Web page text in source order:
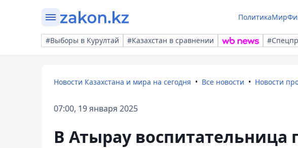
ПолитикаМир
#Выборы в Курултай #Казахстан в сравнении
Новости Казахстана и мира на сегодня Все новости Новости
07:00, 19 января 2025
В Атырау воспитательница